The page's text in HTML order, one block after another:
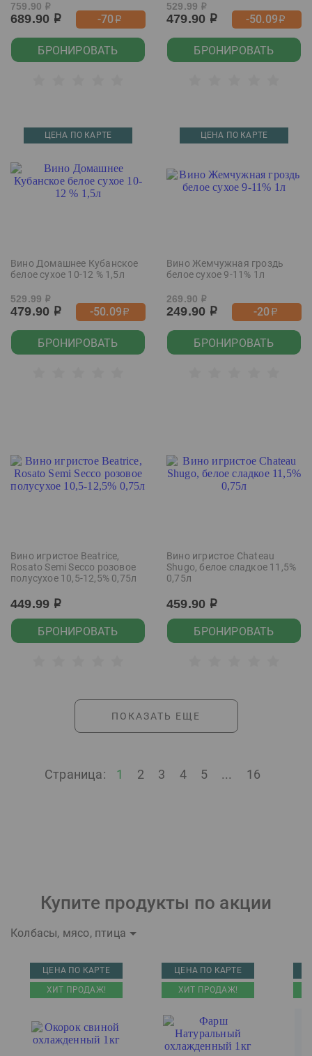
759.90 р
689.90 р -70р
БРОНИРОВАТЬ
529.99 р
479.90 р -50.09р
БРОНИРОВАТЬ
ЦЕНА ПО КАРТЕ
Вино Домашнее Кубанское
белое сухое 10-12 % 1,5л
529.99 р
479.90 р -50.09р
БРОНИРОВАТЬ
ЦЕНА ПО КАРТЕ
Вино Жемчужная гроздь
белое сухое 9-11% 1л
269.90 р
249.90 р -20р
БРОНИРОВАТЬ
Вино игристое Beatrice,
Rosato Semi Secco розовое
полусухое 10,5-12,5% 0,75л
449.99 р
БРОНИРОВАТЬ
Вино игристое Chateau
Shugo, белое сладкое 11,5%
0,75л
459.90 р
БРОНИРОВАТЬ
ПОКАЗАТЬ ЕЩЕ
Страница: 1 2 3 4 5 ... 16
Купите продукты по акции
Колбасы, мясо, птица
ЦЕНА ПО КАРТЕ
ХИТ ПРОДАЖ!
ЦЕНА ПО КАРТЕ
ХИТ ПРОДАЖ!